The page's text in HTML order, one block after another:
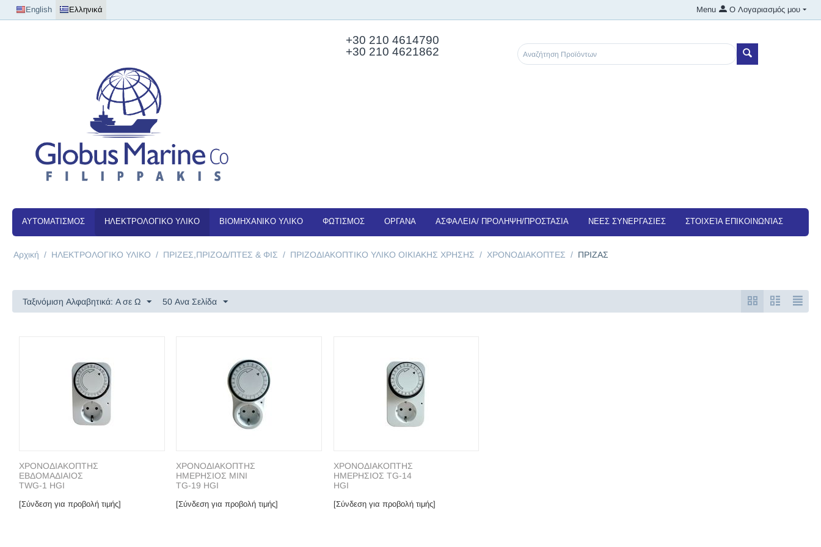
English Ελληνικά Ο Λογαριασμός μου
Menu
+30 210 4614790
+30 210 4621862
ΑΥΤΟΜΑΤΙΣΜΟΣ ΗΛΕΚΤΡΟΛΟΓΙΚΟ ΥΛΙΚΟ ΒΙΟΜΗΧΑΝΙΚΟ ΥΛΙΚΟ ΦΩΤΙΣΜΟΣ ΟΡΓΑΝΑ ΑΣΦΑΛΕΙΑ/ ΠΡΟΛΗΨΗ/ΠΡΟΣΤΑΣΙΑ NEEΣ ΣΥΝΕΡΓΑΣΙΕΣ ΣΤΟΙΧΕΊΑ ΕΠΙΚΟΙΝΩΝΊΑΣ
Αρχική / ΗΛΕΚΤΡΟΛΟΓΙΚΟ ΥΛΙΚΟ / ΠΡΙΖΕΣ,ΠΡΙΖΟΔ/ΠΤΕΣ & ΦΙΣ / ΠΡΙΖΟΔΙΑΚΟΠΤΙΚΟ ΥΛΙΚΟ ΟΙΚΙΑΚΗΣ ΧΡΗΣΗΣ / ΧΡΟΝΟΔΙΑΚΟΠΤΕΣ / ΠΡΙΖΑΣ
Ταξινόμιση Αλφαβητικά: A σε Ω 50 Ανα Σελίδα
ΧΡΟΝΟΔΙΑΚΟΠΤΗΣ
ΕΒΔΟΜΑΔΙΑΙΟΣ
TWG-1 HGI
[Σύνδεση για προβολή τιμής]
ΧΡΟΝΟΔΙΑΚΟΠΤΗΣ
ΗΜΕΡΗΣΙΟΣ MINI
TG-19 HGI
[Σύνδεση για προβολή τιμής]
ΧΡΟΝΟΔΙΑΚΟΠΤΗΣ
ΗΜΕΡΗΣΙΟΣ TG-14
HGI
[Σύνδεση για προβολή τιμής]